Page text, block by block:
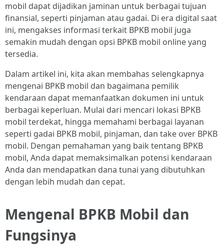
mobil dapat dijadikan jaminan untuk berbagai tujuan
finansial, seperti pinjaman atau gadai. Di era digital saat
ini, mengakses informasi terkait BPKB mobil juga
semakin mudah dengan opsi BPKB mobil online yang
tersedia.
Dalam artikel ini, kita akan membahas selengkapnya
mengenai BPKB mobil dan bagaimana pemilik
kendaraan dapat memanfaatkan dokumen ini untuk
berbagai keperluan. Mulai dari mencari lokasi BPKB
mobil terdekat, hingga memahami berbagai layanan
seperti gadai BPKB mobil, pinjaman, dan take over BPKB
mobil. Dengan pemahaman yang baik tentang BPKB
mobil, Anda dapat memaksimalkan potensi kendaraan
Anda dan mendapatkan dana tunai yang dibutuhkan
dengan lebih mudah dan cepat.
Mengenal BPKB Mobil dan
Fungsinya